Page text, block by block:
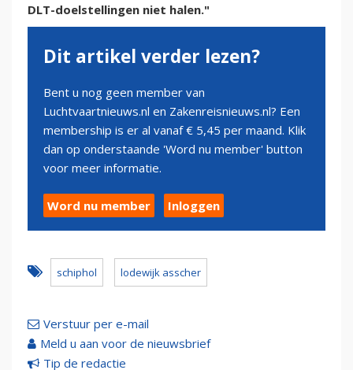
DLT-doelstellingen niet halen."
Dit artikel verder lezen?
Bent u nog geen member van
Luchtvaartnieuws.nl en Zakenreisnieuws.nl? Een
membership is er al vanaf € 5,45 per maand. Klik
dan op onderstaande 'Word nu member' button
voor meer informatie.
Word nu member Inloggen
schiphol lodewijk asscher
Verstuur per e-mail
Meld u aan voor de nieuwsbrief
Tip de redactie